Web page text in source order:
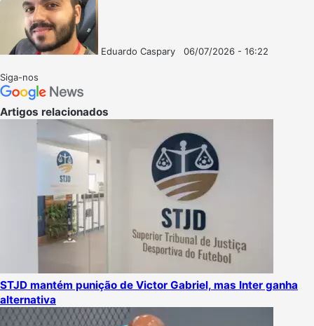
Eduardo Caspary
06/07/2026 - 16:22
Siga-nos
Artigos relacionados
STJD mantém punição de Victor Gabriel, mas Inter ganha
alternativa